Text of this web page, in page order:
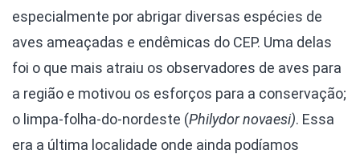
especialmente por abrigar diversas espécies de
aves ameaçadas e endêmicas do CEP. Uma delas
foi o que mais atraiu os observadores de aves para
a região e motivou os esforços para a conservação;
o limpa-folha-do-nordeste (Philydor novaesi). Essa
era a última localidade onde ainda podíamos